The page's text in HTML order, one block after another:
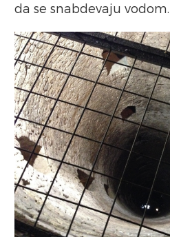
da se snabdevaju vodom.